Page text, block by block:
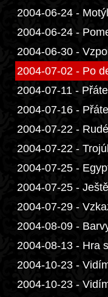
2004-06-24 -
2004-06-24 -
2004-06-30 -
2004-07-02 - Po
2004-07-11 -
2004-07-16 -
2004-07-22 -
2004-07-22 -
2004-07-25 -
2004-07-25 -
2004-07-29 -
2004-08-09 -
2004-08-13 - Hra
2004-10-23 -
2004-10-23 -